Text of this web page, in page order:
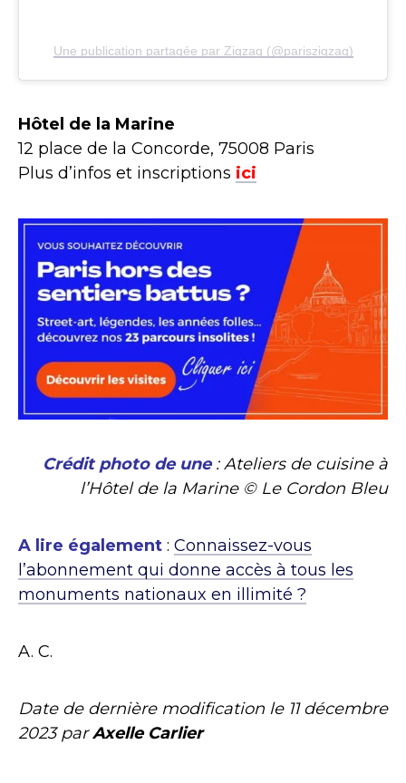
Une publication partagée par Zigzag (@pariszigzag)
Hôtel de la Marine
12 place de la Concorde, 75008 Paris
Plus d’infos et inscriptions ici
Crédit photo de une: Ateliers de cuisine à
l’Hôtel de la Marine © Le Cordon Bleu
A lire également : Connaissez-vous
l’abonnement qui donne accès à tous les
monuments nationaux en illimité ?
A. C.
Date de dernière modification le 11 décembre
2023parAxelle Carlier